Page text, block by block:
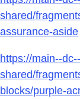
shared/
assurance-aside
https://main--
shared/
blocks/purple-